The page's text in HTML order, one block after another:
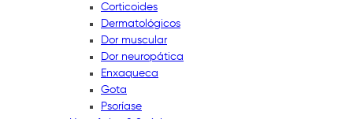
Corticoides
Dermatológicos
Dor muscular
Dor neuropática
Enxaqueca
Gota
Psoríase